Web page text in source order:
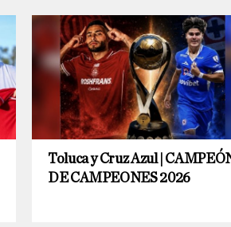
Toluca y Cruz Azul |
DE CAMPEONES 2026